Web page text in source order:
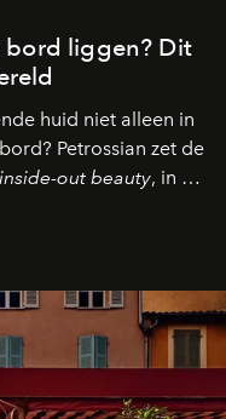
bord liggen? Dit
huid niet alleen in
Petrossian zet de
inside-out beauty, in de